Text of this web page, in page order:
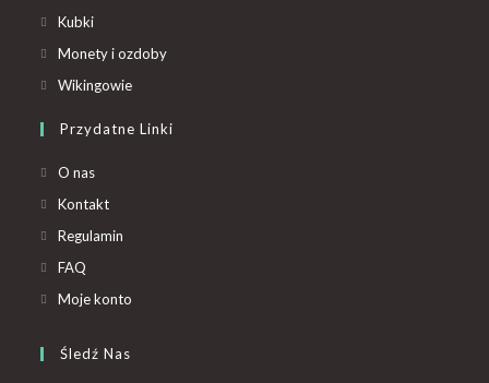
Kubki
Monety i ozdoby
Wikingowie
Przydatne Linki
O nas
Kontakt
Regulamin
FAQ
Moje konto
Śledź Nas